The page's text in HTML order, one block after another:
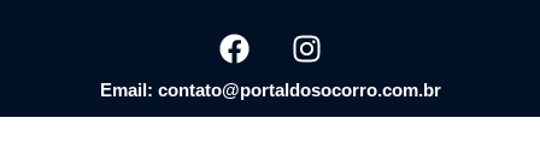
Email: contato@portaldosocorro.com.br